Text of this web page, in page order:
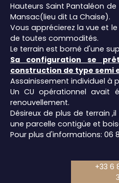
Hauteurs Saint Pantaléon
Mansac(lieu dit La Chaise).
Vous apprécierez la vue et
de toutes commodités.
Le terrain est borné d'une
Sa configuration se
construction de type semi
Assainissement individuel à
Un CU opérationnel avait
renouvellement.
Désireux de plus de terrain
une parcelle contigüe et
Pour plus d'informations: 06
+33 6